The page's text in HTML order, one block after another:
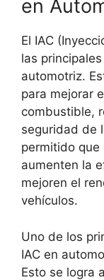
en
El IAC
las
automotriz.
para mejorar
combustible,
seguridad de
permitido
aumenten la
mejoren el
vehículos.
Uno de los
IAC en
Esto se logra